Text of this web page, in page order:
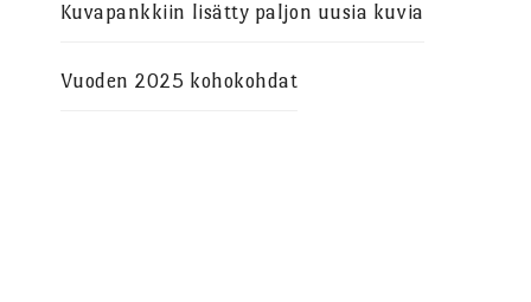
Kuvapankkiin lisätty paljon uusia kuvia
Vuoden 2025 kohokohdat